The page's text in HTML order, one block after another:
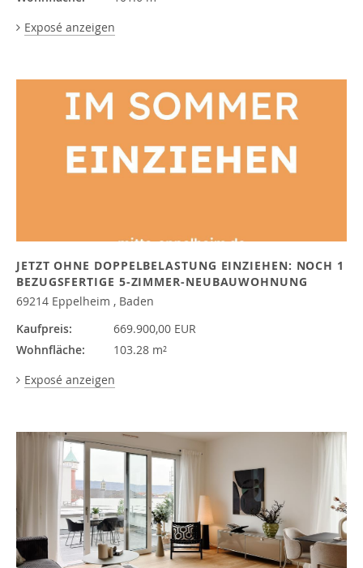
Exposé anzeigen
JETZT OHNE DOPPELBELASTUNG EINZIEHEN: NOCH 1
BEZUGSFERTIGE 5-ZIMMER-NEUBAUWOHNUNG
69214 Eppelheim , Baden
Kaufpreis:
669.900,00 EUR
Wohnfläche:
103.28 m²
Exposé anzeigen